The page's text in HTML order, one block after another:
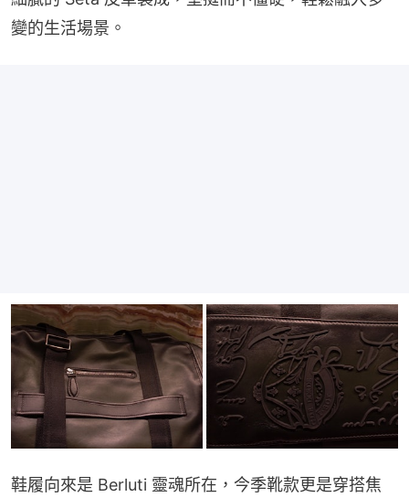
變的生活場景。
鞋履向來是 Berluti 靈魂所在，今季靴款更是穿搭焦